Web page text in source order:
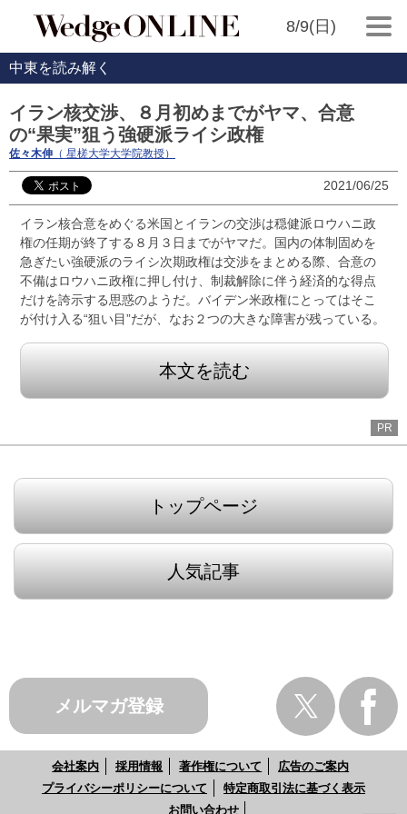
8/9(日)
中東を読み解く
イラン核交渉、８月初めまでがヤマ、合意
の“果実”狙う強硬派ライシ政権
佐々木伸 （ 星槎大学大学院教授）
2021/06/25
イラン核合意をめぐる米国とイランの交渉は穏健派ロウハニ政
権の任期が終了する８月３日までがヤマだ。国内の体制固めを
急ぎたい強硬派のライシ次期政権は交渉をまとめる際、合意の
不備はロウハニ政権に押し付け、制裁解除に伴う経済的な得点
だけを誇示する思惑のようだ。バイデン米政権にとってはそこ
が付け入る“狙い目”だが、なお２つの大きな障害が残っている。
本文を読む
PR
トップページ
人気記事
メルマガ登録
会社案内 採用情報 著作権について
広告のご案内
プライバシーポリシーについて
特定商取引法に基づく表示
お問い合わせ